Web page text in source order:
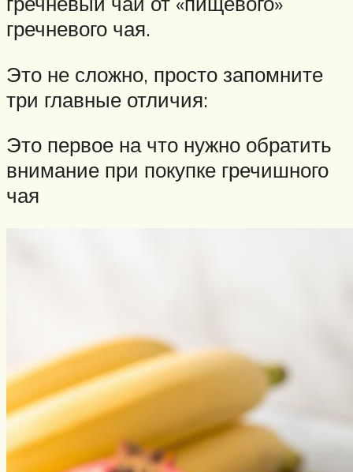
гречневого чая.
Это не сложно, просто запомните
три главные отличия:
Это первое на что нужно обратить
внимание при покупке гречишного
чая